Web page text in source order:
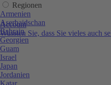
Account
Wussten Sie, dass Sie vieles auch
Regionen
Armenien
Aserbaidschan
Bahrain
Georgien
Guam
Israel
Japan
Jordanien
Katar